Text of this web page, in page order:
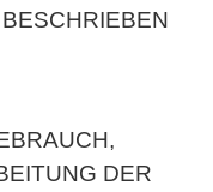
DER